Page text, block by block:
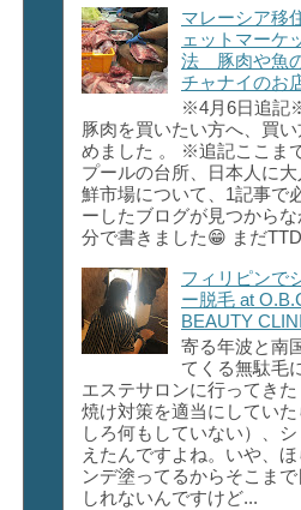
マレーシア移
ェットマーケ
法 豚肉や魚
チャナイのお
※4月6日追記
豚肉を買いたい方へ、買
めました 。 ※追記ここま
プールの台所、日本人に
鮮市場について、1記事で
ーしたブログが見つから
分で書きました😁 まだ
フィリピンで
ー脱毛 at
BEAUTY
寄る年波と南
てくる無駄毛
エステサロンに行ってき
焼け対策を適当にしてい
しろ何もしていない）、
えたんですよね。いや、
ンデ塗ってるからそこま
しれないんですけど...